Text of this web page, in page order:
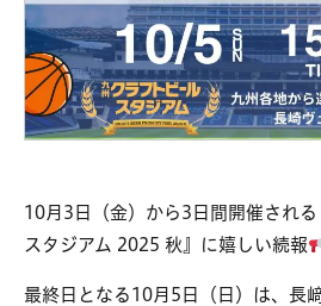
10月3日（金）から3日間開催され
スタジアム 2025 秋』に嬉しい続報
最終日となる10月5日（日）は、長